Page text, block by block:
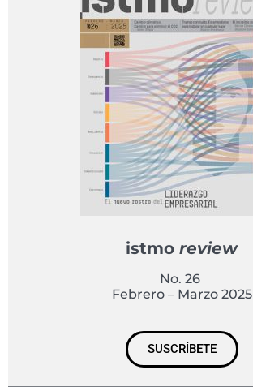
istmo review
No. 26
Febrero – Marzo 2025
SUSCRÍBETE